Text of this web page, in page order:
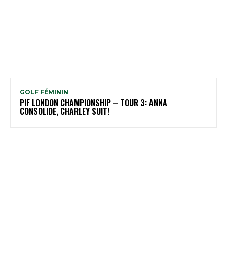
GOLF FÉMININ
PIF LONDON CHAMPIONSHIP – TOUR 3: ANNA
CONSOLIDE, CHARLEY SUIT!